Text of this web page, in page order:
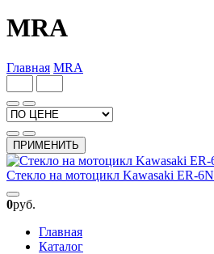
MRA
Главная MRA
ПРИМЕНИТЬ
Стекло на мотоцикл Kawasaki ER-6N
0руб.
Главная
Каталог